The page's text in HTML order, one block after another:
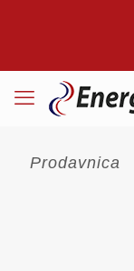
Prodavnica